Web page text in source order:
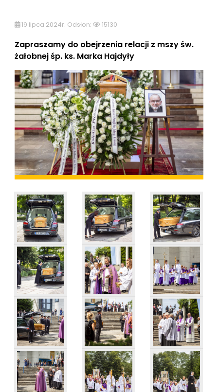
19 lipca 2024r. Odsłon: 15130
Zapraszamy do obejrzenia relacji z mszy św.
żałobnej śp. ks. Marka Hajdyły